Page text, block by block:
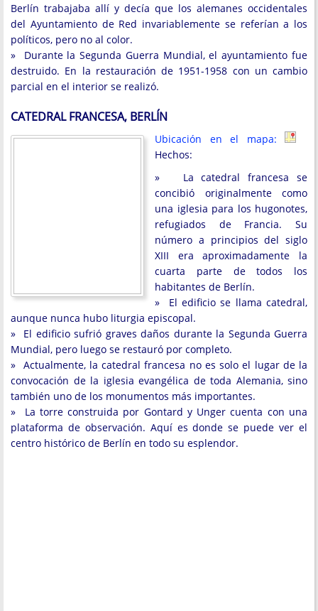
Berlín trabajaba allí y decía que los alemanes occidentales
del Ayuntamiento de Red invariablemente se referían a los
políticos, pero no al color.
» Durante la Segunda Guerra Mundial, el ayuntamiento fue
destruido. En la restauración de 1951-1958 con un cambio
parcial en el interior se realizó.
CATEDRAL FRANCESA, BERLÍN
Ubicación en el mapa:
Hechos:
» La catedral francesa se
concibió originalmente como
una iglesia para los hugonotes,
refugiados de Francia. Su
número a principios del siglo
XIII era aproximadamente la
cuarta parte de todos los
habitantes de Berlín.
» El edificio se llama catedral,
aunque nunca hubo liturgia episcopal.
» El edificio sufrió graves daños durante la Segunda Guerra
Mundial, pero luego se restauró por completo.
» Actualmente, la catedral francesa no es solo el lugar de la
convocación de la iglesia evangélica de toda Alemania, sino
también uno de los monumentos más importantes.
» La torre construida por Gontard y Unger cuenta con una
plataforma de observación. Aquí es donde se puede ver el
centro histórico de Berlín en todo su esplendor.